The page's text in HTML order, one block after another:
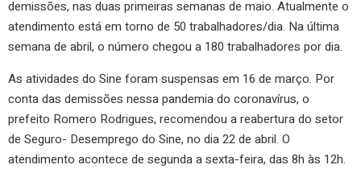
demissões, nas duas primeiras semanas de maio. Atualmente o
atendimento está em torno de 50 trabalhadores/dia. Na última
semana de abril, o número chegou a 180 trabalhadores por dia.
As atividades do Sine foram suspensas em 16 de março. Por
conta das demissões nessa pandemia do coronavírus, o
prefeito Romero Rodrigues, recomendou a reabertura do setor
de Seguro- Desemprego do Sine, no dia 22 de abril. O
atendimento acontece de segunda a sexta-feira, das 8h às 12h.